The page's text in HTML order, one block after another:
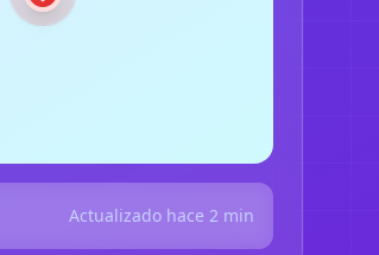
Actualizado hace 2 min